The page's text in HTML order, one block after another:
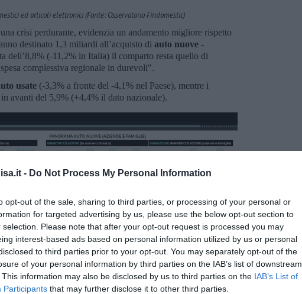
- Do Not Process My Personal Information
opt-out of the sale, sharing to third parties, or processing of your personal or
for targeted advertising by us, please use the below opt-out section to
selection. Please note that after your opt-out request is processed you may
interest-based ads based on personal information utilized by us or personal
to third parties prior to your opt-out. You may separately opt-out of the
of your personal information by third parties on the IAB’s list of downstream
information may also be disclosed by us to third parties on the IAB’s List of
Participants that may further disclose it to other third parties.
ed articoli elettronici (Fonte: Osservatorio Findomestic)
crisi perdurante, evidenzia un andamento migliore rispetto
destinato 1,3 miliardi all’acquisto di auto nuove -
dell’8,8% (-11,2% in Italia) il comparto resta quello di
complessiva regionale in durevoli".
usate (-3,3% a fronte del -4,1% nel Paese), mentre i
avanti del 5,9% (+4,4% il dato nazionale).